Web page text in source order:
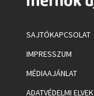
SAJTÓKAPCSOLAT
IMPRESSZUM
MÉDIAAJÁNLAT
ADATVÉDELMI ELVEK